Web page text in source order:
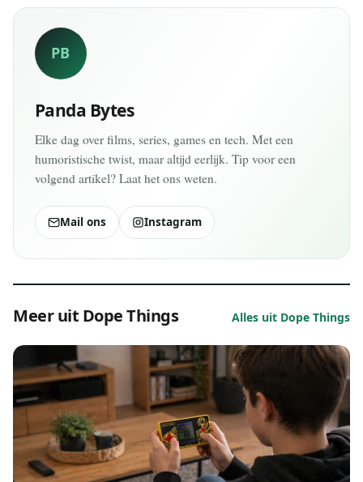
PB
Panda Bytes
Elke dag over films, series, games en tech. Met een
humoristische twist, maar altijd eerlijk. Tip voor een
volgend artikel? Laat het ons weten.
Mail ons Instagram
Meer uit Dope Things Alles uit Dope Things